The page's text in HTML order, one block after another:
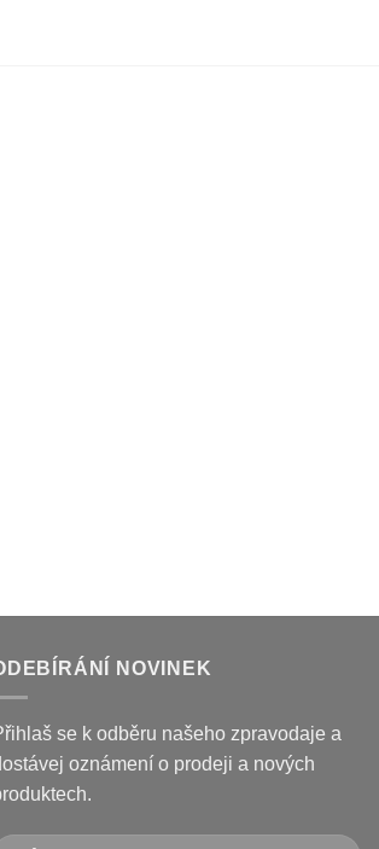
NOVINEK
se k odběru našeho zpravodaje a
oznámení o prodeji a nových